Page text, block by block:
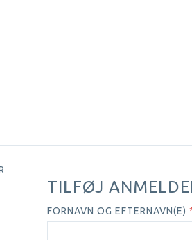
TILFØJ
FORNAVN OG EFTERNAVN(E)